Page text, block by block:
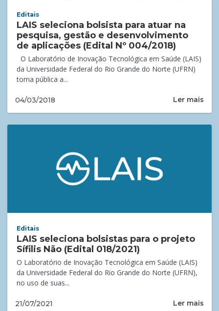
Editais
LAIS seleciona bolsista para atuar na
pesquisa, gestão e desenvolvimento
de aplicações (Edital Nº 004/2018)
O Laboratório de Inovação Tecnológica em Saúde (LAIS)
da Universidade Federal do Rio Grande do Norte (UFRN)
torna pública a...
04/03/2018 Ler mais
Editais
LAIS seleciona bolsistas para o projeto
Sífilis Não (Edital 018/2021)
O Laboratório de Inovação Tecnológica em Saúde (LAIS)
da Universidade Federal do Rio Grande do Norte (UFRN),
no uso de suas...
21/07/2021 Ler mais